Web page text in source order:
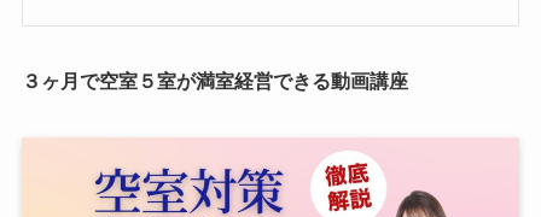
３ヶ月で空室５室が満室経営できる動画講座